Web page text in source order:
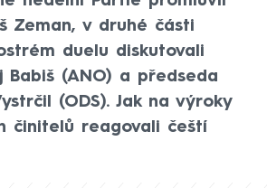
Zeman, v druhé části
duelu diskutovali
Babiš (ANO) a předseda
(ODS). Jak na výroky
činitelů reagovali čeští